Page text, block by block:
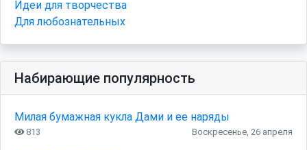
Идеи для творчества
Для любознательных
Набирающие популярность
Милая бумажная кукла Дами и ее наряды
813 Воскресенье, 26 апреля